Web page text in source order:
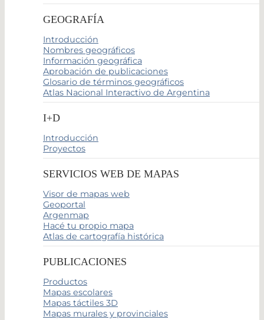
GEOGRAFÍA
Introducción
Nombres geográficos
Información geográfica
Aprobación de publicaciones
Glosario de términos geográficos
Atlas Nacional Interactivo de Argentina
I+D
Introducción
Proyectos
SERVICIOS WEB DE MAPAS
Visor de mapas web
Geoportal
Argenmap
Hacé tu propio mapa
Atlas de cartografía histórica
PUBLICACIONES
Productos
Mapas escolares
Mapas táctiles 3D
Mapas murales y provinciales